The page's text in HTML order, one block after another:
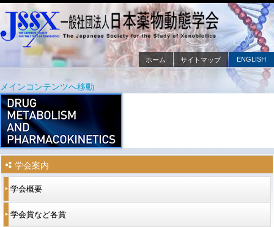
ENGLISH
ホーム サイトマップ
メインメニュー
メインコンテンツへ移動
サブコンテンツへ移動
学会案内
学会概要
学会賞など各賞